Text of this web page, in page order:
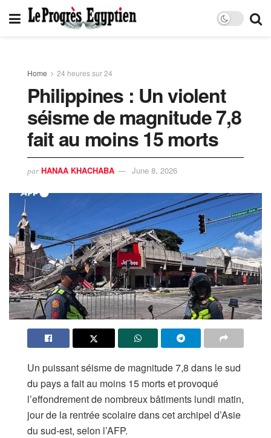
Home 24 heures sur 24
Philippines : Un violent
séisme de magnitude 7,8
fait au moins 15 morts
par HANAA KHACHABA June 8, 2026
Un puissant séisme de magnitude 7,8 dans le sud
du pays a fait au moins 15 morts et provoqué
l’effondrement de nombreux bâtiments lundi matin,
jour de la rentrée scolaire dans cet archipel d’Asie
du sud-est, selon l’AFP.